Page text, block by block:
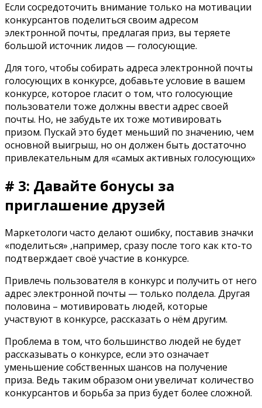
Если сосредоточить внимание только на мотивации
конкурсантов поделиться своим адресом
электронной почты, предлагая приз, вы теряете
большой источник лидов — голосующие.
Для того, чтобы собирать адреса электронной почты
голосующих в конкурсе, добавьте условие в вашем
конкурсе, которое гласит о том, что голосующие
пользователи тоже должны ввести адрес своей
почты. Но, не забудьте их тоже мотивировать
призом. Пускай это будет меньший по значению, чем
основной выигрыш, но он должен быть достаточно
привлекательным для «самых активных голосующих»
# 3: Давайте бонусы за
приглашение друзей
Маркетологи часто делают ошибку, поставив значки
«поделиться» ,например, сразу после того как кто-то
подтверждает своё участие в конкурсе.
Привлечь пользователя в конкурс и получить от него
адрес электронной почты — только полдела. Другая
половина – мотивировать людей, которые
участвуют в конкурсе, рассказать о нём другим.
Проблема в том, что большинство людей не будет
рассказывать о конкурсе, если это означает
уменьшение собственных шансов на получение
приза. Ведь таким образом они увеличат количество
конкурсантов и борьба за приз будет более сложной.